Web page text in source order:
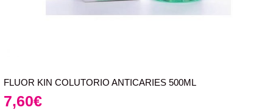
FLUOR KIN COLUTORIO ANTICARIES 500ML
7,60€